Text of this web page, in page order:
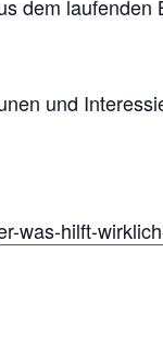
dem
und
was-hilft-